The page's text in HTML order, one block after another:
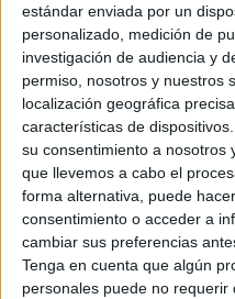
estándar enviada por un
personalizado, medición de
investigación de audiencia y
permiso, nosotros y nuestros
localización geográfica
características de
su consentimiento a nosotros
que llevemos a cabo el
forma alternativa, puede
consentimiento o acceder a
cambiar sus preferencias
Tenga en cuenta que algún
personales puede no
Sagitario, Virgo y Piscis:
Dense descanso en
situación financiera.
Tauro, Capricornio,
lo que les pertenece, nada
esas personas que los
GALERÍA DE IMÁGENES